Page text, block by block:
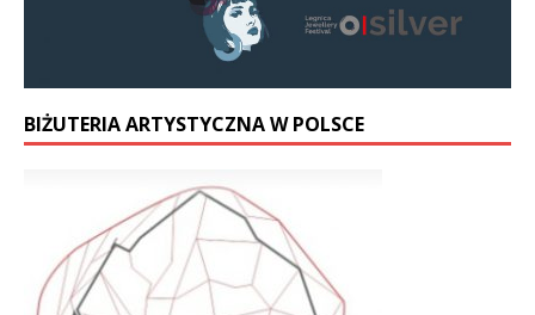
BIŻUTERIA ARTYSTYCZNA W POLSCE